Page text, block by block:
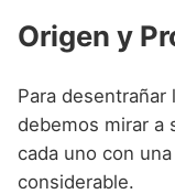
Nombres
Origen y
Para desentrañar
debemos mirar a
cada uno con
considerable.